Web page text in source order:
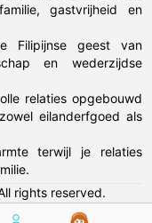
gastvrijheid en
Filipijnse geest van
en wederzijdse
relaties opgebouwd
eilanderfgoed als
terwijl je relaties
rights reserved.